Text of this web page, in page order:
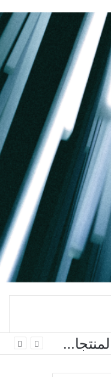
سماعات WH-1000XM6 من سوني بلون Olive Gray الجديد تضفي لمسة من الأناقة والرقي على عالم المنتجات الصوتية الفاخرة في المملكة العربية السعودية